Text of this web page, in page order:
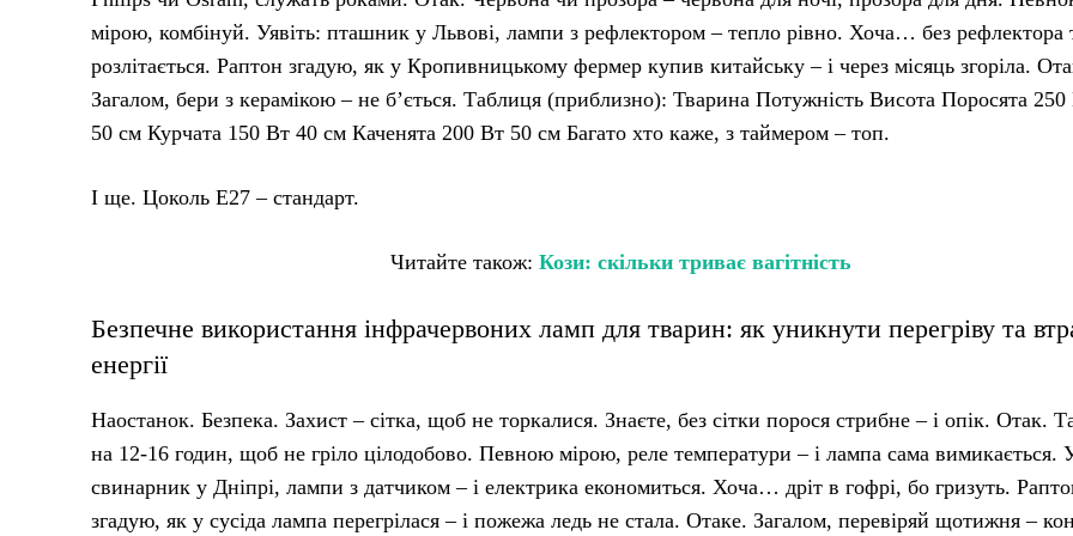
мірою, комбінуй. Уявіть: пташник у Львові, лампи з рефлектором – тепло рівно. Хоча… без рефлектора
розлітається. Раптон згадую, як у Кропивницькому фермер купив китайську – і через місяць згоріла.
Загалом, бери з керамікою – не б’ється. Таблиця (приблизно): Тварина Потужність Висота Поросята
50 см Курчата 150 Вт 40 см Каченята 200 Вт 50 см Багато хто каже, з таймером – топ.
І ще. Цоколь E27 – стандарт.
Читайте також: Кози: скільки триває вагітність
Безпечне використання інфрачервоних ламп для тварин: як уникнути перегріву та
енергії
Наостанок. Безпека. Захист – сітка, щоб не торкалися. Знаєте, без сітки порося стрибне – і опік. Отак.
на 12-16 годин, щоб не гріло цілодобово. Певною мірою, реле температури – і лампа сама вимикається.
свинарник у Дніпрі, лампи з датчиком – і електрика економиться. Хоча… дріт в гофрі, бо гризуть.
згадую, як у сусіда лампа перегрілася – і пожежа ледь не стала. Отаке. Загалом, перевіряй щотижня –